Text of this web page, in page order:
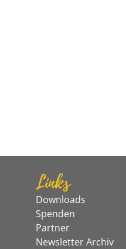
Links
Downloads
Spenden
Partner
Newsletter Archiv